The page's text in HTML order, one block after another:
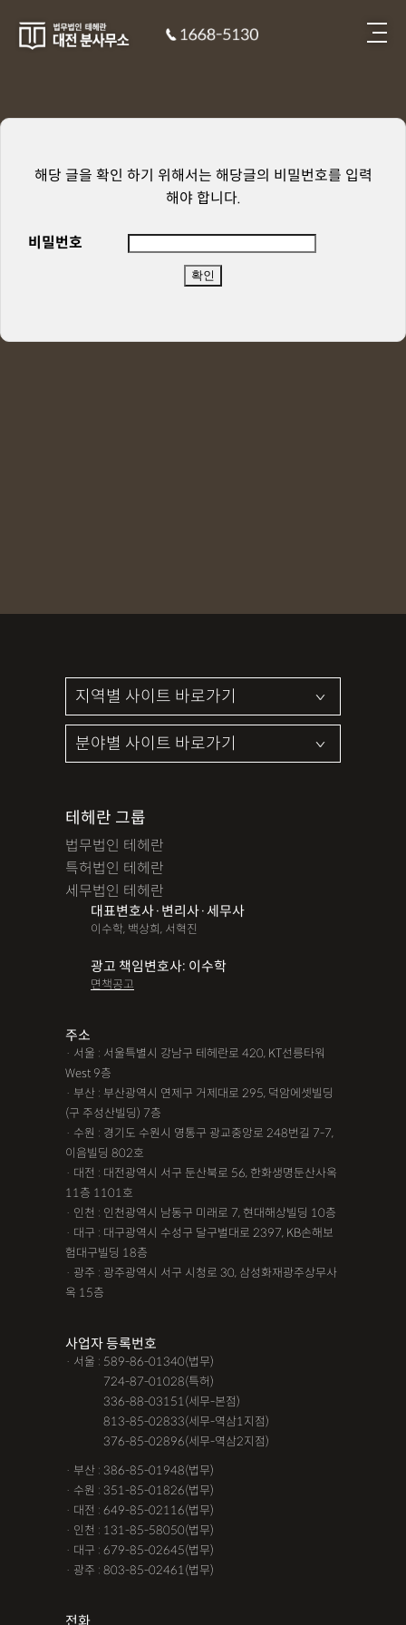
해당 글을 확인 하기 위해서는 해당글의 비밀번호를 입력
해야 합니다.
비밀번호
테헤란 그룹
법무법인 테헤란
특허법인 테헤란
세무법인 테헤란
대표변호사·변리사·세무사
이수학, 백상희, 서혁진
광고 책임변호사: 이수학
면책공고
주소
· 서울 : 서울특별시 강남구 테헤란로 420, KT선릉타워
West 9층
· 부산 : 부산광역시 연제구 거제대로 295, 덕암에셋빌딩
(구 주성산빌딩) 7층
· 수원 : 경기도 수원시 영통구 광교중앙로 248번길 7-7,
이음빌딩 802호
· 대전 : 대전광역시 서구 둔산북로 56, 한화생명둔산사옥
11층 1101호
· 인천 : 인천광역시 남동구 미래로 7, 현대해상빌딩 10층
· 대구 : 대구광역시 수성구 달구벌대로 2397, KB손해보
험대구빌딩 18층
· 광주 : 광주광역시 서구 시청로 30, 삼성화재광주상무사
옥 15층
사업자 등록번호
· 서울 : 589-86-01340(법무)
724-87-01028(특허)
336-88-03151(세무-본점)
813-85-02833(세무-역삼1지점)
376-85-02896(세무-역삼2지점)
· 부산 : 386-85-01948(법무)
· 수원 : 351-85-01826(법무)
· 대전 : 649-85-02116(법무)
· 인천 : 131-85-58050(법무)
· 대구 : 679-85-02645(법무)
· 광주 : 803-85-02461(법무)
전화